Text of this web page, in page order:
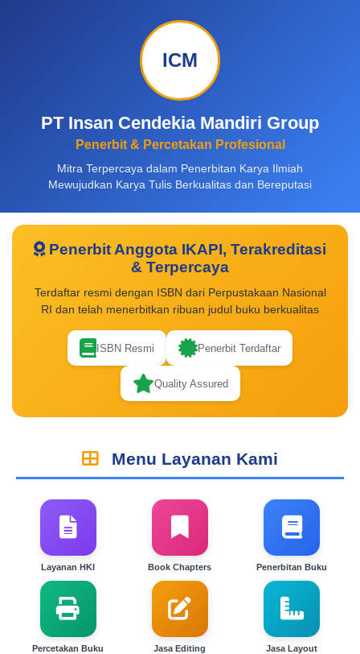
ICM
PT Insan Cendekia Mandiri Group
Penerbit & Percetakan Profesional
Mitra Terpercaya dalam Penerbitan Karya Ilmiah
Mewujudkan Karya Tulis Berkualitas dan Bereputasi
Penerbit Anggota IKAPI, Terakreditasi
& Terpercaya
Terdaftar resmi dengan ISBN dari Perpustakaan Nasional
RI dan telah menerbitkan ribuan judul buku berkualitas
ISBN Resmi Penerbit Terdaftar
Quality Assured
Menu Layanan Kami
Layanan HKI Book Chapters Penerbitan Buku
Percetakan Buku Jasa Editing Jasa Layout